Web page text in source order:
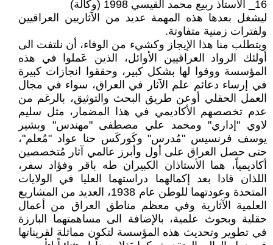
16_ الأستاذ ربيع محمد القيسي 1998 (وكالة)
ليشغل بعدها هذه المهمة عديد من الآثاريين العراقيين
ولفترات زمنية متفاوتة.
ويتطلب منا هذا الإيجاز وكشيء من الوفاء، أن نلتفت الى
أولئك الرواد العراقيين الأوائل، الذين عَملوا في هذه
المؤسسة ووفوا لها بشكل كبير، وحققوا انجازات كبيرة
في إرساء دعائم علم الآثار في العراق، سواء في مجال
العمل الحقلي أوعن طريق البحث والتوثيق، بالرغم من
عدم تخصصهم الأكاديمي في هذا المضمار، مثل سليم
لاوي "إداري" ومحمد علي مصطفى "مهندس" وبشير
يوسف فرنسيس "مُدرس" وكَوركَس حنا عواد "مُعلم"،
حتى حصل العراق على أول وأبرز عالمي آثار مُتخصصين
أكاديمياً، هما الأستاذان الكبيران طه باقر وفؤاد سفر،
اللذان قادا بعد إكمالهما دراستهما العليا في الولايات
المتحدة وعودتهما للوطن عام 1938، العديد من المشاريع
العلمية الآثارية وفي معظم مناطق العراق من أعمال
حقلية وبحوث علمية، بالإضافة الى مساهمتهما البارزة
في تطوير وتحديث هذه المؤسسة لتكون مماثلة لقريناتها